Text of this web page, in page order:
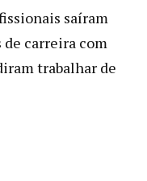
saíram
de carreira com
trabalhar de